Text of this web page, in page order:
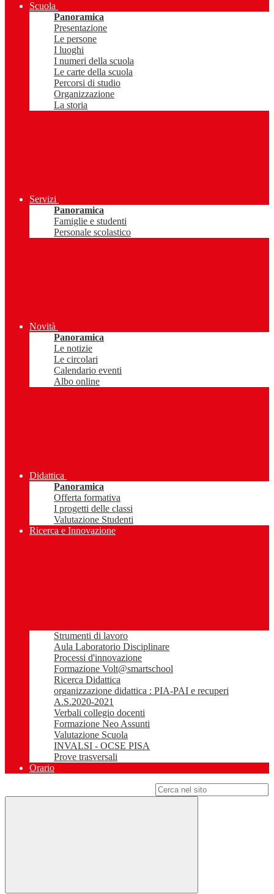
Scuola
Panoramica
Presentazione
Le persone
I luoghi
I numeri della scuola
Le carte della scuola
Percorsi di studio
Organizzazione
La storia
Servizi
Panoramica
Famiglie e studenti
Personale scolastico
Novità
Panoramica
Le notizie
Le circolari
Calendario eventi
Albo online
Didattica
Panoramica
Offerta formativa
I progetti delle classi
Valutazione Studenti
Ricerca e Innovazione
Strumenti di lavoro
Aula Laboratorio Disciplinare
Processi d'innovazione
Formazione Volt@smartschool
Ricerca Didattica
organizzazione didattica : PIA-PAI e recuperi
A.S.2020-2021
Verbali collegio docenti
Formazione Neo Assunti
Valutazione Scuola
INVALSI - OCSE PISA
Prove trasversali
Orario